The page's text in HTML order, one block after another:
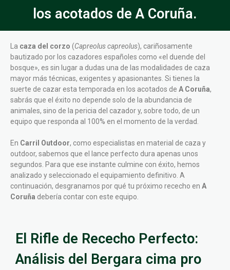
los acotados de A Coruña.
La caza del corzo (Capreolus capreolus), cariñosamente
bautizado por los cazadores españoles como «el duende del
bosque», es sin lugar a dudas una de las modalidades de caza
mayor más técnicas, exigentes y apasionantes. Si tienes la
suerte de cazar esta temporada en los acotados de A Coruña,
sabrás que el éxito no depende solo de la abundancia de
animales, sino de la pericia del cazador y, sobre todo, de un
equipo que responda al 100% en el momento de la verdad.
En Carril Outdoor, como especialistas en material de caza y
outdoor, sabemos que el lance perfecto dura apenas unos
segundos. Para que ese instante culmine con éxito, hemos
analizado y seleccionado el equipamiento definitivo. A
continuación, desgranamos por qué tu próximo rececho en A
Coruña debería contar con este equipo.
El Rifle de Rececho Perfecto:
Análisis del Bergara cima pro